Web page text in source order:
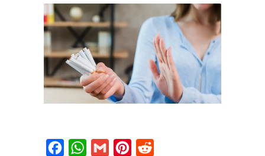
FacebookWhatsApp
Gmail Pinterest